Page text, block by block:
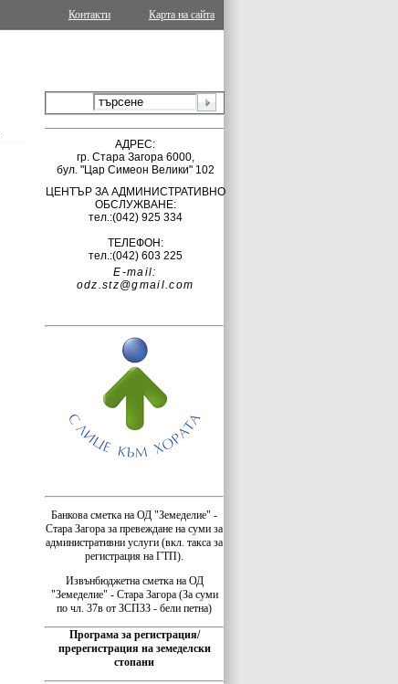
Карта на сайта
Контакти
АДРЕС:
гр. Стара Загора 6000,
бул. "Цар Симеон Велики" 102
ЦЕНТЪР ЗА АДМИНИСТРАТИВНО
ОБСЛУЖВАНЕ:
тел.:(042) 925 334
ТЕЛЕФОН:
тел.:(042) 603 225
E-mail:
odz.stz@gmail.com
Банкова сметка на ОД "Земеделие" -
Стара Загора за превеждане на суми за
административни услуги (вкл. такса за
регистрация на ГТП).
Извънбюджетна сметка на ОД
"Земеделие" - Стара Загора (За суми
по чл. 37в от ЗСПЗЗ - бели петна)
Програма за регистрация/
пререгистрация на земеделски
стопани